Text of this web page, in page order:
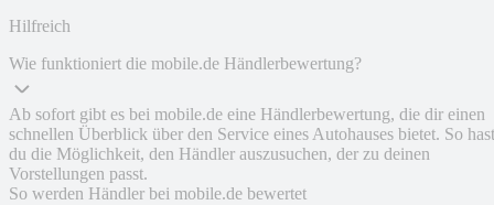
Hilfreich
Wie funktioniert die mobile.de Händlerbewertung?
Ab sofort gibt es bei mobile.de eine Händlerbewertung, die dir einen
schnellen Überblick über den Service eines Autohauses bietet. So hast
du die Möglichkeit, den Händler auszusuchen, der zu deinen
Vorstellungen passt.
So werden Händler bei mobile.de bewertet